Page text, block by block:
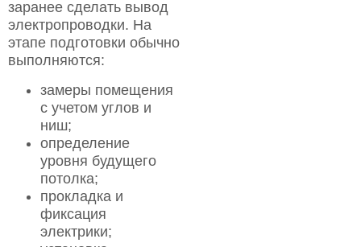
заранее сделать вывод
электропроводки. На
этапе подготовки обычно
выполняются:
замеры помещения
с учетом углов и
ниш;
определение
уровня будущего
потолка;
прокладка и
фиксация
электрики;